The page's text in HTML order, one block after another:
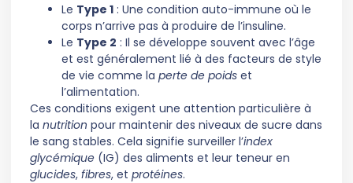
Le Type 1 : Une condition auto-immune où le
corps n’arrive pas à produire de l’insuline.
Le Type 2 : Il se développe souvent avec l’âge
et est généralement lié à des facteurs de style
de vie comme la perte de poids et
l’alimentation.
Ces conditions exigent une attention particulière à
la nutrition pour maintenir des niveaux de sucre dans
le sang stables. Cela signifie surveiller l’index
glycémique (IG) des aliments et leur teneur en
glucides, fibres, et protéines.